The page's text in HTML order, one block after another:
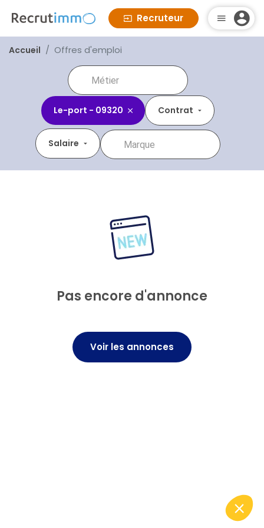
Recruteur
Accueil Offres d'emploi
Le-port - 09320 Contrat
Salaire
Pas encore d'annonce
Voir les annonces